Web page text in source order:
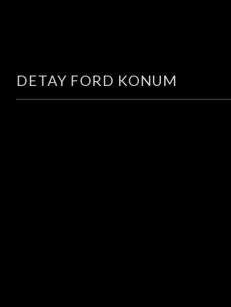
DETAY FORD KONUM